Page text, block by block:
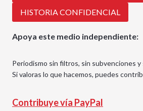
HISTORIA CONFIDENCIAL
Apoya este medio independiente:
Periodismo sin filtros, sin subvenciones y
Si valoras lo que hacemos, puedes
Contribuye vía PayPal